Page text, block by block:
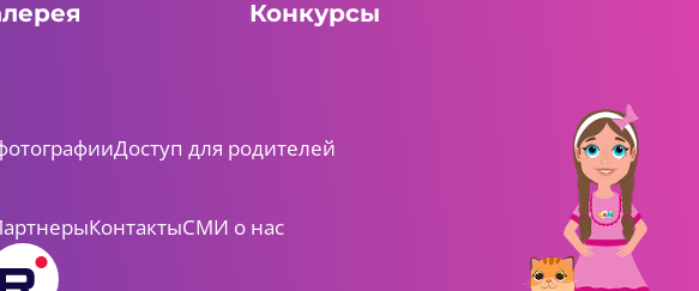
Конкурсы
Доступ для родителей
КонтактыСМИ о нас